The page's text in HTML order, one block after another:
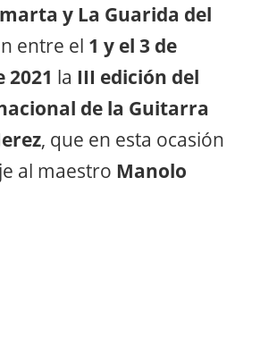
y La Guarida del
entre el 1 y el 3 de
2021 la III edición del
de la Guitarra
, que en esta ocasión
al maestro Manolo